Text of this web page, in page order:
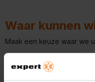
Waar kunnen
Maak een keuze waar we
Onderwerp *